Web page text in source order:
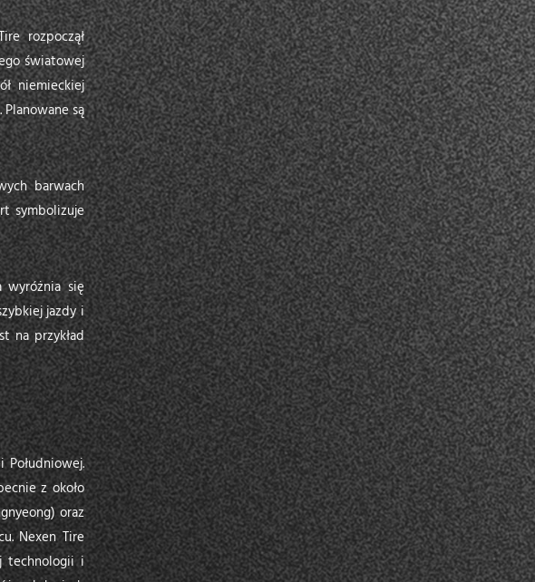
rozpoczął
światowej
niemieckiej
są
barwach
symbolizuje
wyróżnia się
jazdy i
na przykład
z około
oraz
Nexen Tire
technologii i